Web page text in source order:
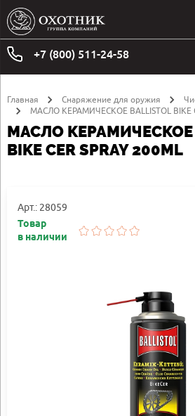
+7 (800) 511-24-58
Главная Снаряжение для оружия
МАСЛО КЕРАМИЧЕСКОЕ BALLISTOL BIKE
МАСЛО КЕРАМИЧЕСКОЕ
BIKE CER SPRAY 200ML
Арт.: 28059
Товар
в наличии